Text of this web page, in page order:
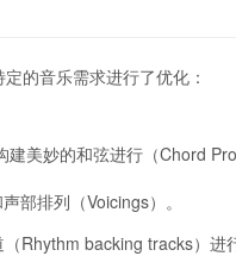
的音乐需求进行了优化：
美妙的和弦进行（Chord
部排列（Voicings）。
Rhythm backing tracks）进